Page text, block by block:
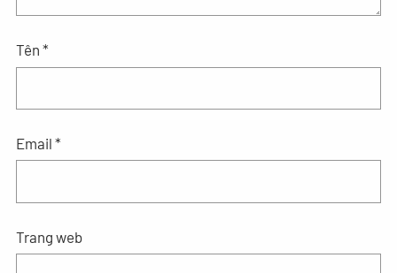
Tên *
Email *
Trang web